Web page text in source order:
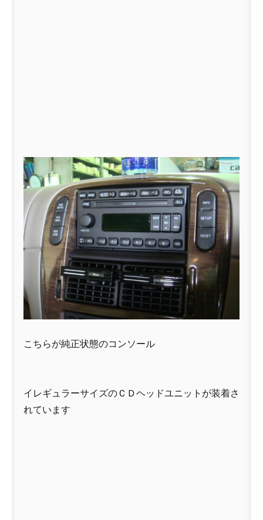
こちらが純正状態のコンソール
イレギュラーサイズのＣＤヘッドユニットが装着さ
れています